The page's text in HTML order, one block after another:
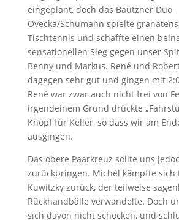
eingeplant, doch das Bautzner Duo
Ovecka/Schumann spielte
Tischtennis und schaffte einen
sensationellen Sieg gegen unser
Benny und Markus. René und
dagegen sehr gut und gingen mit
René war zwar auch nicht frei von
irgendeinem Grund drückte
Knopf für Keller, so dass wir am
ausgingen.
Das obere Paarkreuz sollte uns
zurückbringen. Michél kämpfte sich
Kuwitzky zurück, der teilweise
Rückhandbälle verwandelte. Doch
sich davon nicht schocken, und